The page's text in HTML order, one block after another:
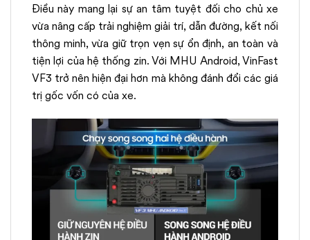
Điều này mang lại sự an tâm tuyệt đối cho chủ xe
vừa nâng cấp trải nghiệm giải trí, dẫn đường, kết nối
thông minh, vừa giữ trọn vẹn sự ổn định, an toàn và
tiện lợi của hệ thống zin. Với MHU Android, VinFast
VF3 trở nên hiện đại hơn mà không đánh đổi các giá
trị gốc vốn có của xe.